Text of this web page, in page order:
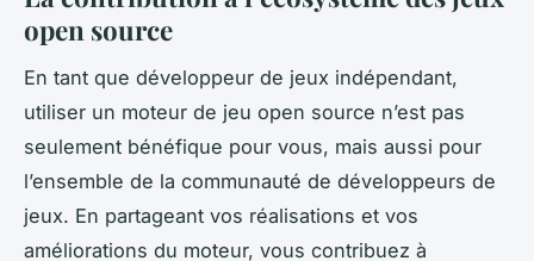
open source
En tant que développeur de jeux indépendant,
utiliser un moteur de jeu open source n’est pas
seulement bénéfique pour vous, mais aussi pour
l’ensemble de la communauté de développeurs de
jeux. En partageant vos réalisations et vos
améliorations du moteur, vous contribuez à